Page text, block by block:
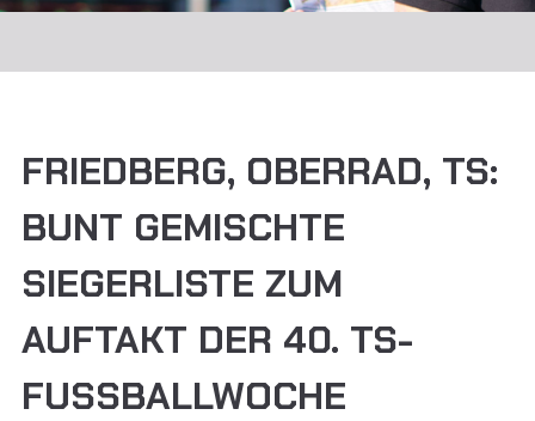
FRIEDBERG, OBERRAD, TS:
BUNT GEMISCHTE
SIEGERLISTE ZUM
AUFTAKT DER 40. TS-
FUSSBALLWOCHE